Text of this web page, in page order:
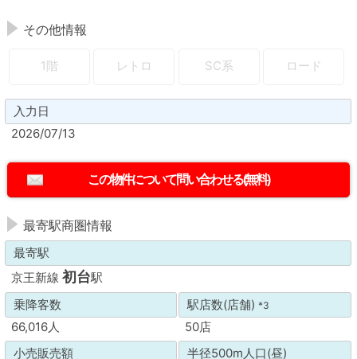
その他情報
1階 レトロ SC系 ロード
入力日
2026/07/13
最寄駅商圏情報
最寄駅
京王新線 初台駅
乗降客数
駅店数(店舗)*3
66,016人
50店
小売販売額
半径500m人口(昼)